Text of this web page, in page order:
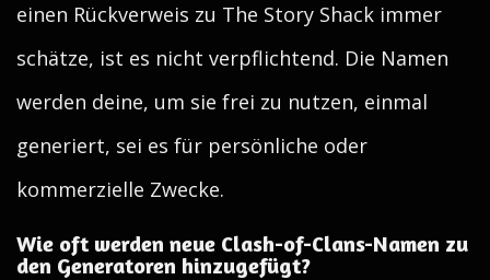
einen Rückverweis zu The Story Shack immer
schätze, ist es nicht verpflichtend. Die Namen
werden deine, um sie frei zu nutzen, einmal
generiert, sei es für persönliche oder
kommerzielle Zwecke.
Wie oft werden neue Clash-of-Clans-Namen zu
den Generatoren hinzugefügt?